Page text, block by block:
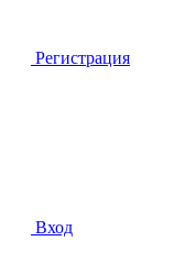
Регистрация
Вход